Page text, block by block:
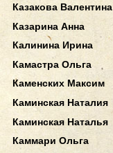
Казакова Валентина
Казарина Анна
Калинина Ирина
Камастра Ольга
Каменских Максим
Каминская Наталия
Каминская Наталья
Каммари Ольга